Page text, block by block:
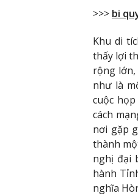
>>> bi
Khu di
thấy lợi
rộng lớn,
như là
cuộc
cách
nơi gặp
thành
nghị đại
hành
nghĩa